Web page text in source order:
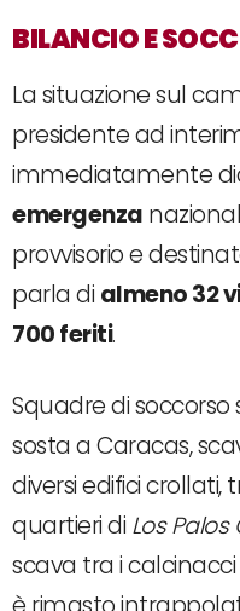
BILANCIO E
La situazione sul
presidente ad
immediatamente
emergenza
provvisorio e
parla di almeno 32
700 feriti.
Squadre di
sosta a Caracas,
diversi edifici crollati,
quartieri di Los
scava tra i